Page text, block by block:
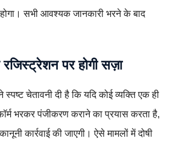
होगा। सभी आवश्यक जानकारी भरने के बाद
पर होगी सज़ा
स्पष्ट चेतावनी दी है कि यदि कोई व्यक्ति एक ही
भरकर पंजीकरण कराने का प्रयास करता है,
कार्रवाई की जाएगी। ऐसे मामलों में दोषी